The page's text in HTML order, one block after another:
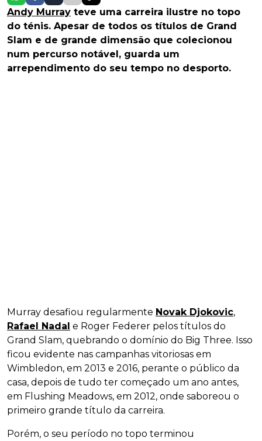
Andy Murray teve uma carreira ilustre no topo
do ténis. Apesar de todos os títulos de Grand
Slam e de grande dimensão que colecionou
num percurso notável, guarda um
arrependimento do seu tempo no desporto.
Murray desafiou regularmente Novak Djokovic,
Rafael Nadal e Roger Federer pelos títulos do
Grand Slam, quebrando o domínio do Big Three. Isso
ficou evidente nas campanhas vitoriosas em
Wimbledon, em 2013 e 2016, perante o público da
casa, depois de tudo ter começado um ano antes,
em Flushing Meadows, em 2012, onde saboreou o
primeiro grande título da carreira.
Porém, o seu período no topo terminou